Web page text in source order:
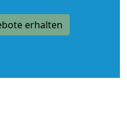
erhalten